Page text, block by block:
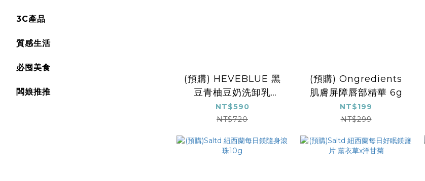
3C產品
質感生活
必囤美食
闆娘推推
(預購) HEVEBLUE 黑
豆青柚豆奶洗卸乳
150ml
NT$590
NT$720
(預購) Ongredients
肌膚屏障唇部精華 6g
NT$199
NT$299